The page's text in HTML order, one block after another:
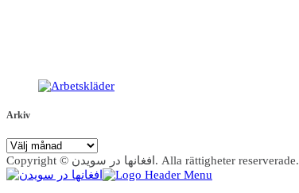
Arkiv
Arkiv
Copyright © افغانها در سویدن. Alla rättigheter reserverade.